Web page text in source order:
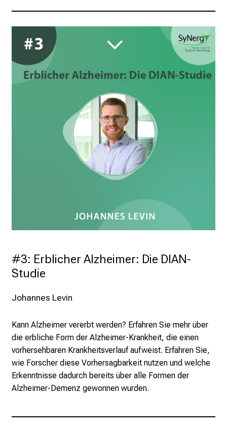
#3: Erblicher Alzheimer: Die DIAN-
Studie
Johannes Levin
Kann Alzheimer vererbt werden? Erfahren Sie mehr über
die erbliche Form der Alzheimer-Krankheit, die einen
vorhersehbaren Krankheitsverlauf aufweist. Erfahren Sie,
wie Forscher diese Vorhersagbarkeit nutzen und welche
Erkenntnisse dadurch bereits über alle Formen der
Alzheimer-Demenz gewonnen wurden.